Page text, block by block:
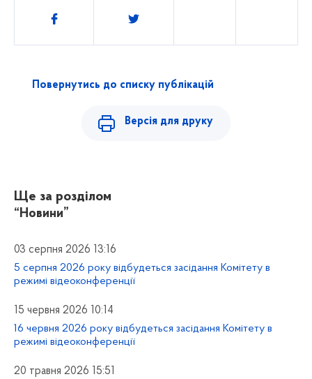
Поділитись
Повернутись до списку публікацій
Версія для друку
Ще за розділом
“Новини”
03 серпня 2026 13:16
5 серпня 2026 року відбудеться засідання Комітету в
режимі відеоконференції
15 червня 2026 10:14
16 червня 2026 року відбудеться засідання Комітету в
режимі відеоконференції
20 травня 2026 15:51